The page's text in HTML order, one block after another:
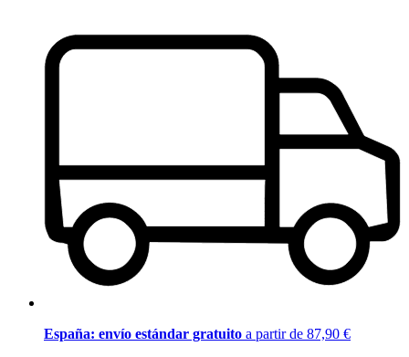
España: envío estándar gratuito a partir de 87,90 €